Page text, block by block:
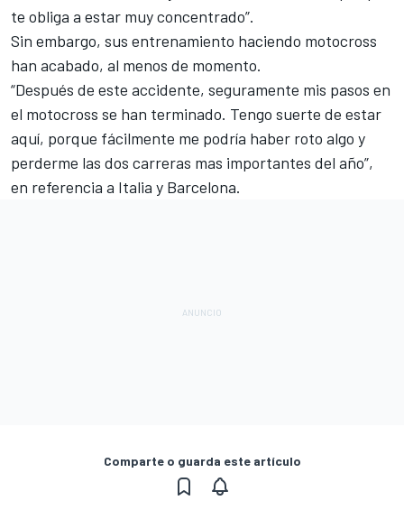
te obliga a estar muy concentrado”.
Sin embargo, sus entrenamiento haciendo motocross
han acabado, al menos de momento.
“Después de este accidente, seguramente mis pasos en
el motocross se han terminado. Tengo suerte de estar
aquí, porque fácilmente me podría haber roto algo y
perderme las dos carreras mas importantes del año”,
en referencia a Italia y Barcelona.
Comparte o guarda este artículo